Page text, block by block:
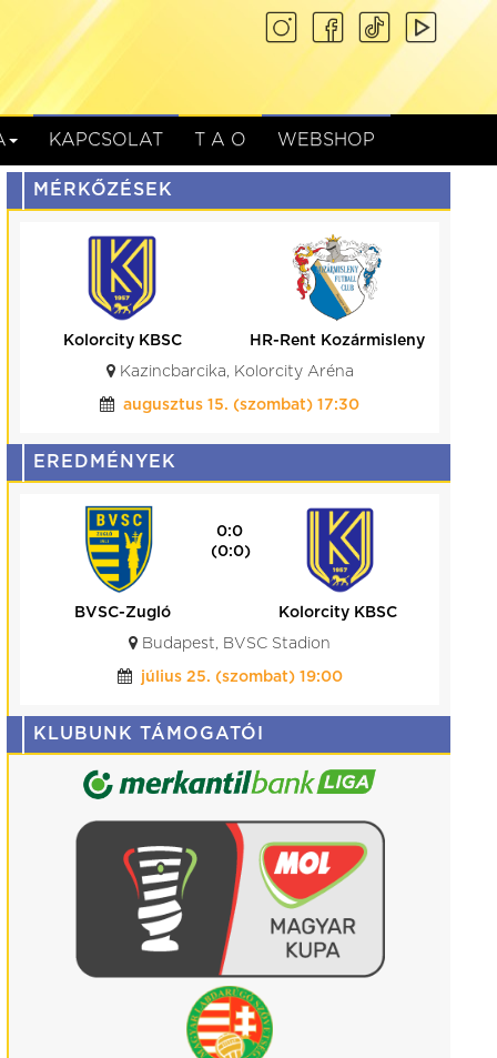
KAPCSOLAT T A O WEBSHOP
MÉRKŐZÉSEK
Gyirmót FC Győr
Kolorcity KBSC
Gyirmót, Alcufer Stadion
augusztus 08. (szombat) 17:00
EREDMÉNYEK
3:0
(1:1)
Kolorcity KBSC
Videoton FC Fehérvár
Kolorcity Aréna
augusztus 01. (szombat) 17:30
KLUBUNK TÁMOGATÓI